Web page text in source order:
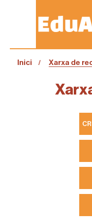
Inici Xarxa de